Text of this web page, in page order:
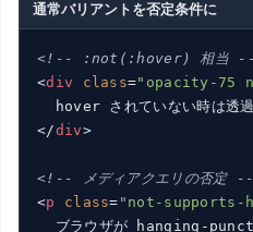
通常バリアントを否定条件に
<!-- :not(:hover) 相当
<div class="opacity-75
</div>
<!-- メディアクエリの否定
<p class= "not-supports-